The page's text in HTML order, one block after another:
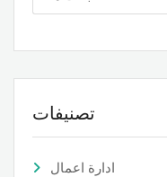
تصنيفات
ادارة اعمال